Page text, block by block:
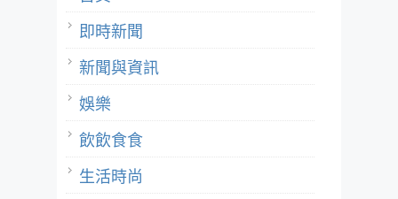
即時新聞
新聞與資訊
娛樂
飲飲食食
生活時尚